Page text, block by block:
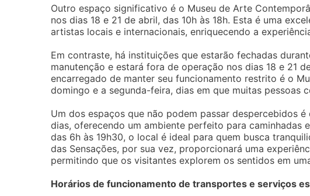
Outro espaço significativo é o Museu de Arte
nos dias 18 e 21 de abril, das 10h às 18h. Esta é uma
artistas locais e internacionais, enriquecendo a
Em contraste, há instituições que estarão fechadas
manutenção e estará fora de operação nos dias 18 e 21
encarregado de manter seu funcionamento restrito é o
domingo e a segunda-feira, dias em que muitas pessoas
Um dos espaços que não podem passar despercebidos
dias, oferecendo um ambiente perfeito para caminhadas
das 6h às 19h30, o local é ideal para quem busca
das Sensações, por sua vez, proporcionará uma
permitindo que os visitantes explorem os sentidos em
Horários de funcionamento de transportes e serviços